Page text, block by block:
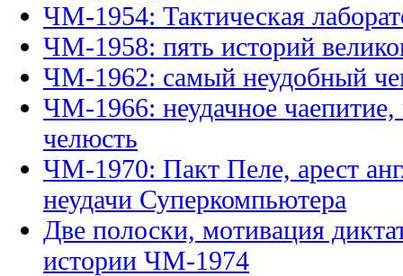
ЧМ-1954: Тактическая
ЧМ-1958: пять историй
ЧМ-1962: самый неудобный
ЧМ-1966: неудачное
челюсть
ЧМ-1970: Пакт Пеле, арест
неудачи Суперкомпьютера
Две полоски, мотивация
истории ЧМ-1974